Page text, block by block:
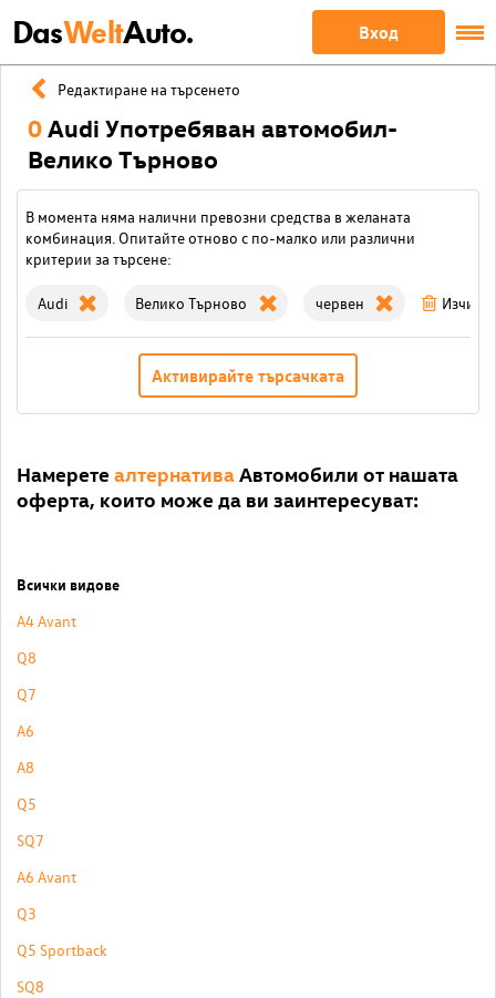
DasWeltAuto. Вход
Редактиране на търсенето
0Audi Употребяван автомобил-
Велико Търново
В момента няма налични превозни средства в желаната
комбинация. Опитайте отново с по-малко или различни
критерии за търсене:
Audi Велико Търново червен
Активирайте търсачката
Намерете алтернативаАвтомобили от нашата
оферта, които може да ви заинтересуват:
Всички видове
A4 Avant
Q8
Q7
A6
A8
Q5
SQ7
A6 Avant
Q3
Q5 Sportback
SQ8